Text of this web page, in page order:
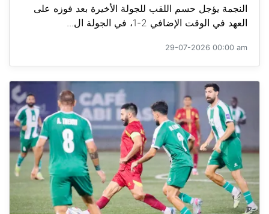
النجمة يؤجل حسم اللقب للجولة الأخيرة بعد فوزه على
العهد في الوقت الإضافي 2-1، في الجولة ال...
29-07-2026 00:00 am